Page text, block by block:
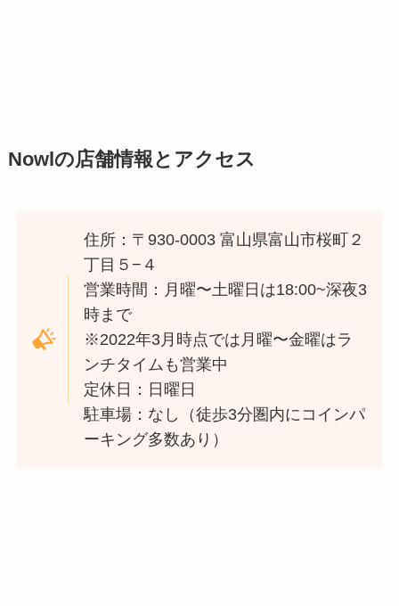
Nowlの店舗情報とアクセス
住所：〒930-0003 富山県富山市桜町２
丁目５−４
営業時間：月曜〜土曜日は18:00~深夜3
時まで
※2022年3月時点では月曜〜金曜はラ
ンチタイムも営業中
定休日：日曜日
駐車場：なし（徒歩3分圏内にコインパ
ーキング多数あり）